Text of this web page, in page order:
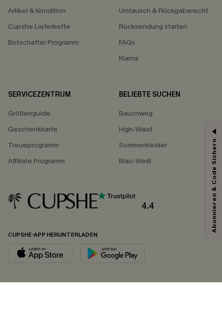
Artikel & Kondition
Cupshe Lieferkette
Botschafter Programm
Umtausch & Rückgaberecht
Rücksendung starten
FAQs
Klarna
SERVICEZENTRUM
Größenguide
Geschenkkarte
Treueprogramm
Affiliate Programm
BELIEBTE SUCHEN
Bauchweg
High-Waist
Sommerkleider
Blau-Weiß
4.4
CUPSHE-APP HERUNTERLADEN
Abonnieren & Code Sichern